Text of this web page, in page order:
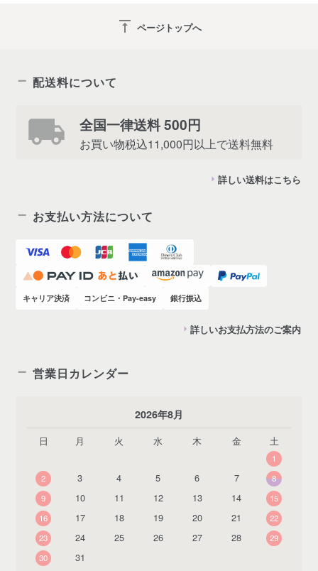
vertical_align_top ページトップへ
配送料について
全国一律送料 500円
お買い物税込11,000円以上で送料無料
詳しい送料はこちら
お支払い方法について
キャリア決済 コンビニ・Pay-easy 銀行振込
詳しいお支払方法のご案内
営業日カレンダー
2026年8月
日 月 火 水 木 金 土
1
2
3 4 5 6 7
8
9
10 11 12 13 14
15
16
17 18 19 20 21
22
23
24 25 26 27 28
29
30
31